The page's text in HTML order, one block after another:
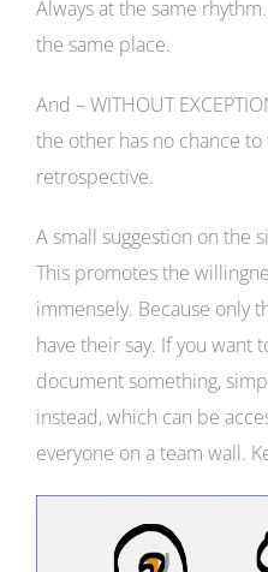
Always at the same
the same place.
And – WITHOUT
the other has no chance
retrospective.
A small suggestion on the
This promotes the
immensely. Because only
have their say. If you want
document something,
instead, which can be
everyone on a team wall.